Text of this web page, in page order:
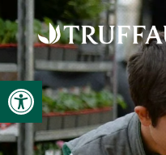
Ouvrir la barre d’outils